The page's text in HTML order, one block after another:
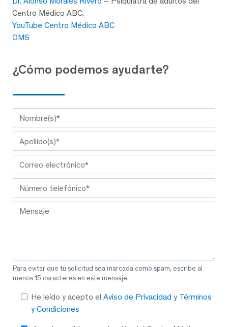
Centro Médico ABC.
YouTube Centro Médico ABC
OMS
¿Cómo podemos ayudarte?
Para evitar que tu solicitud sea marcada como spam, escribe al
menos 15 caracteres en este mensaje.
He leído y acepto el Aviso de Privacidad y Términos
y Condiciones